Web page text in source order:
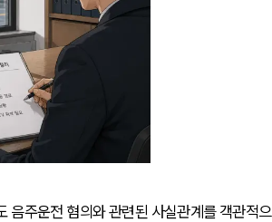
주운전 혐의와 관련된 사실관계를 객관적